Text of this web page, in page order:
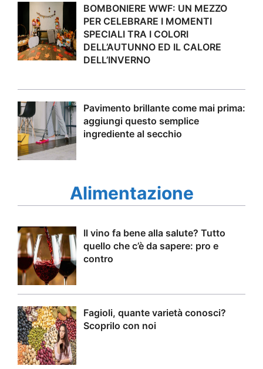
BOMBONIERE WWF: UN MEZZO
PER CELEBRARE I MOMENTI
SPECIALI TRA I COLORI
DELL’AUTUNNO ED IL CALORE
DELL’INVERNO
Pavimento brillante come mai prima:
aggiungi questo semplice
ingrediente al secchio
Alimentazione
Il vino fa bene alla salute? Tutto
quello che c’è da sapere: pro e
contro
Fagioli, quante varietà conosci?
Scoprilo con noi